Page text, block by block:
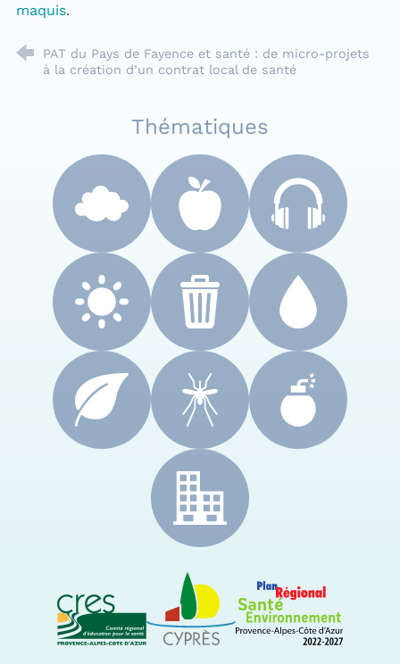
maquis.
PAT du Pays de Fayence et santé : de micro-projets
à la création d’un contrat local de santé
Thématiques